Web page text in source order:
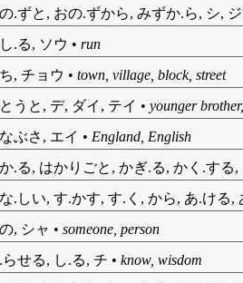
.ずと, おの.ずから, みずか.ら, シ, ジ
.る, ソウ • run
, チョウ • town, village, block, street
うと, デ, ダイ, テイ • younger
ぶさ, エイ • England, English
.る, はかりごと, かぎ.る, かく.する
.しい, す.かす, す.く, から, あ.ける,
, シャ • someone, person
らせる, し.る, チ • know, wisdom